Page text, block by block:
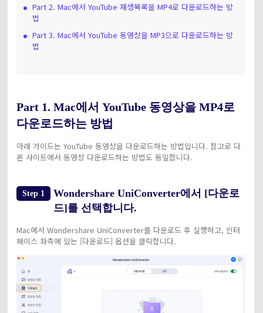
Part 2. Mac에서 YouTube 재생목록을 MP4로 다운로드하는 방
법
Part 3. Mac에서 YouTube 동영상을 MP3으로 다운로드하는 방
법
Part 1. Mac에서 YouTube 동영상을 MP4로
다운로드하는 방법
아래 가이드는 YouTube 동영상을 다운로드하는 방법입니다. 참고로 다
른 사이트에서 동영상 다운로드하는 방법도 동일합니다.
Step 1
Wondershare UniConverter에서 [다운로
드]를 선택합니다.
Mac에서 Wondershare UniConverter를 다운로드 후 실행하고, 인터
페이스 좌측에 있는 [다운로드] 옵션을 클릭합니다.